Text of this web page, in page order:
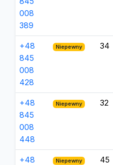
008
389
+48
845
008
428
Niepewny 34
+48
845
008
448
Niepewny 32
+48
Niepewny 45